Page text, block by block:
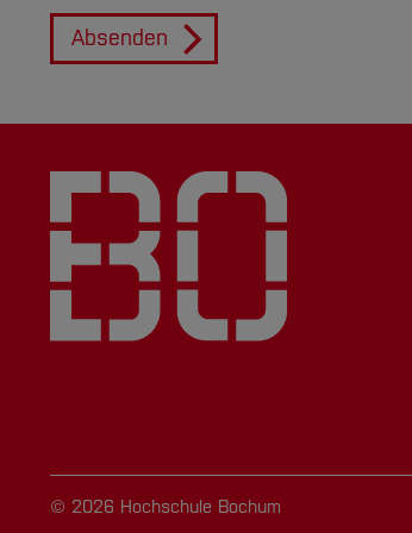
Absenden
© 2026 Hochschule Bochum